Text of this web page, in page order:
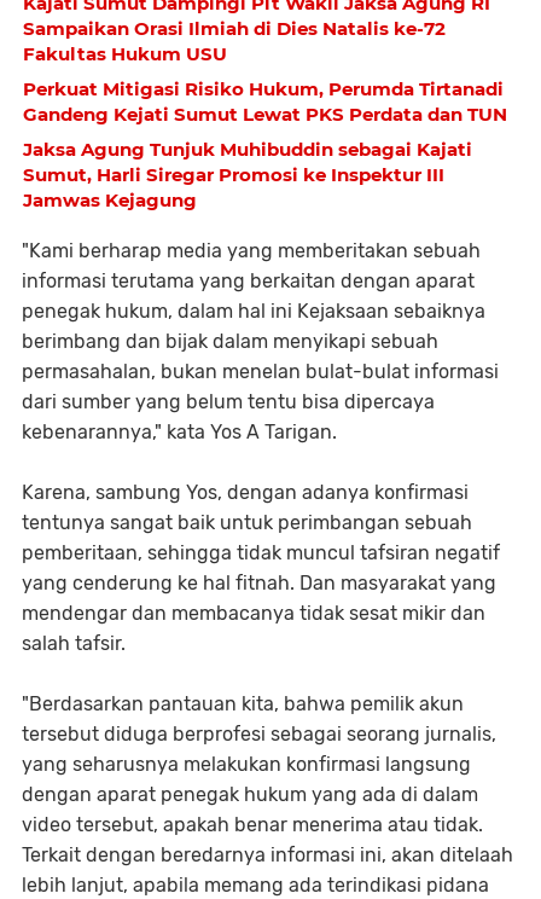
Sampaikan Orasi Ilmiah di Dies Natalis ke-72
Fakultas Hukum USU
Perkuat Mitigasi Risiko Hukum, Perumda Tirtanadi
Gandeng Kejati Sumut Lewat PKS Perdata dan TUN
Jaksa Agung Tunjuk Muhibuddin sebagai Kajati
Sumut, Harli Siregar Promosi ke Inspektur III
Jamwas Kejagung
"Kami berharap media yang memberitakan sebuah
informasi terutama yang berkaitan dengan aparat
penegak hukum, dalam hal ini Kejaksaan sebaiknya
berimbang dan bijak dalam menyikapi sebuah
permasahalan, bukan menelan bulat-bulat informasi
dari sumber yang belum tentu bisa dipercaya
kebenarannya," kata Yos A Tarigan.
Karena, sambung Yos, dengan adanya konfirmasi
tentunya sangat baik untuk perimbangan sebuah
pemberitaan, sehingga tidak muncul tafsiran negatif
yang cenderung ke hal fitnah. Dan masyarakat yang
mendengar dan membacanya tidak sesat mikir dan
salah tafsir.
"Berdasarkan pantauan kita, bahwa pemilik akun
tersebut diduga berprofesi sebagai seorang jurnalis,
yang seharusnya melakukan konfirmasi langsung
dengan aparat penegak hukum yang ada di dalam
video tersebut, apakah benar menerima atau tidak.
Terkait dengan beredarnya informasi ini, akan ditelaah
lebih lanjut, apabila memang ada terindikasi pidana